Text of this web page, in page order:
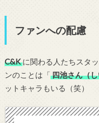
ファンへの配慮
C&Kに関わる人たちスタ
ンのことは「 四池さん（
ットキャラもいる（笑）